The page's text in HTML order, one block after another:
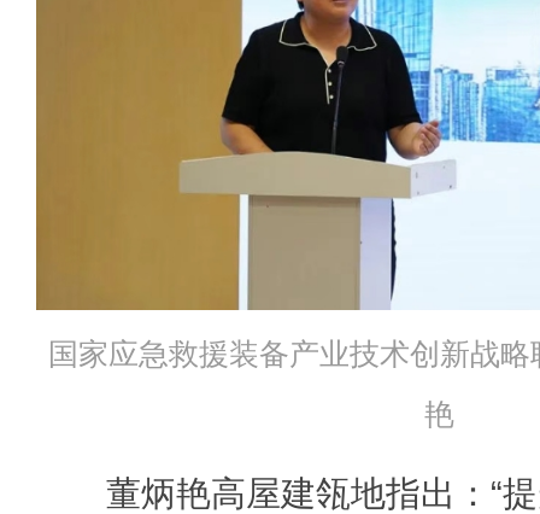
国家应急救援装备产业技术创新战
艳
董炳艳高屋建瓴地指出：“提